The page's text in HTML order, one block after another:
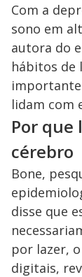
Com a
sono em
autora do
hábitos de
importante
lidam com
Por que
cérebro
Bone,
disse que
por lazer,
digitais,